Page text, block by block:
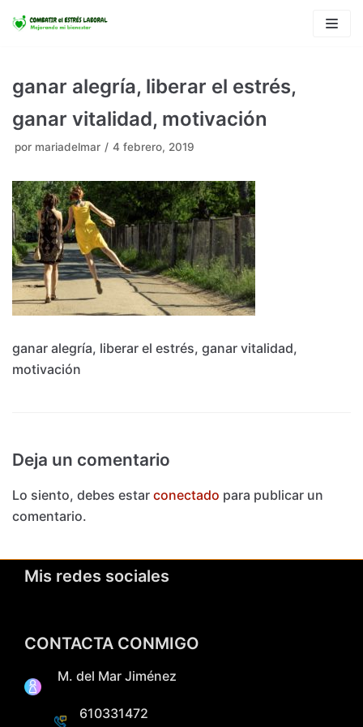
Saltar
ganar alegría, liberar el estrés,
ganar vitalidad, motivación
por mariadelmar 4 febrero, 2019
ganar alegría, liberar el estrés, ganar vitalidad,
motivación
Deja un comentario
Lo siento, debes estar conectado para publicar un
comentario.
Mis redes sociales
CONTACTA CONMIGO
M. del Mar Jiménez
610331472